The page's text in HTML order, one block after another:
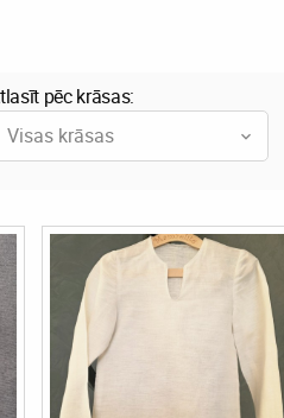
pēc krāsas:
Visas krāsas